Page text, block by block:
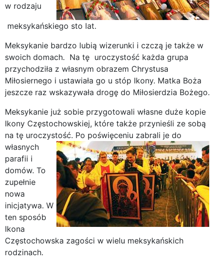
w rodzaju
meksykańskiego sto lat.
Meksykanie bardzo lubią wizerunki i czczą je także w
swoich domach. Na tę uroczystość każda grupa
przychodziła z własnym obrazem Chrystusa
Miłosiernego i ustawiała go u stóp Ikony. Matka Boża
jeszcze raz wskazywała drogę do Miłosierdzia Bożego.
Meksykanie już sobie przygotowali własne duże kopie
Ikony Częstochowskiej, które także przynieśli ze sobą
na tę uroczystość. Po poświęceniu zabrali je do
własnych
parafii i
domów. To
zupełnie
nowa
inicjatywa. W
ten sposób
Ikona
Częstochowska zagości w wielu meksykańskich
rodzinach.